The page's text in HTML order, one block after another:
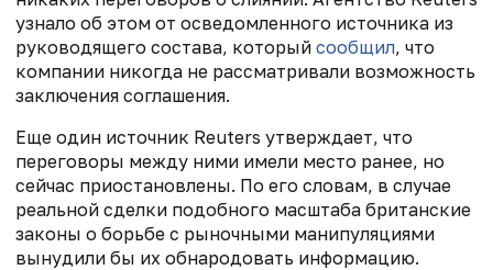
узнало об этом от осведомленного источника из
руководящего состава, который сообщил, что
компании никогда не рассматривали возможность
заключения соглашения.
Еще один источник Reuters утверждает, что
переговоры между ними имели место ранее, но
сейчас приостановлены. По его словам, в случае
реальной сделки подобного масштаба британские
законы о борьбе с рыночными манипуляциями
вынудили бы их обнародовать информацию.